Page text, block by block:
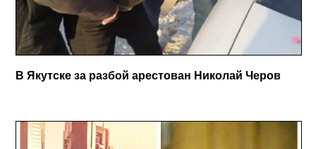
В Якутске за разбой арестован Николай Черов